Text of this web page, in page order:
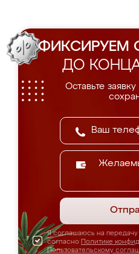
ФИКСИРУЕМ
ДО
Оставьте
Я соглашаюсь на
согласно Политике
Пользовательскому